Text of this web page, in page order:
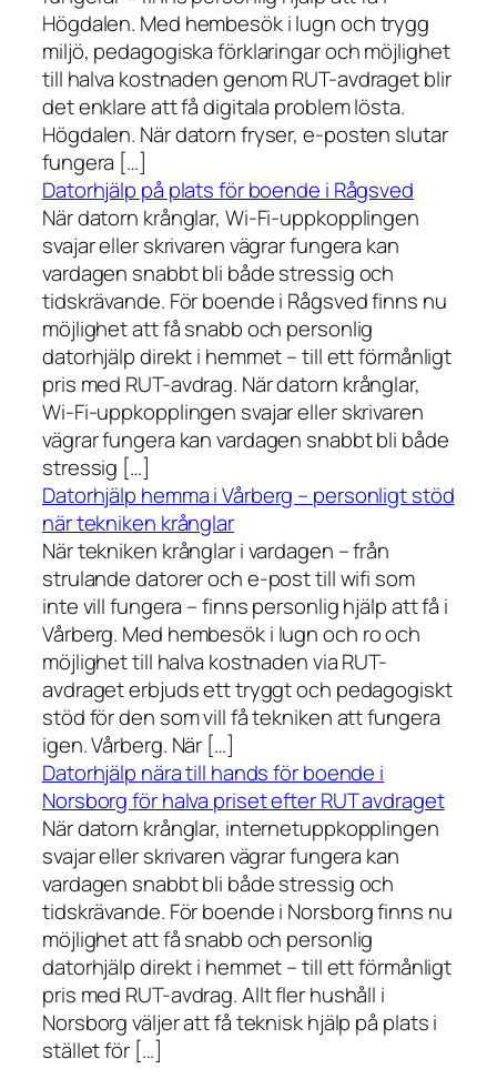
Högdalen. Med hembesök i lugn och trygg
miljö, pedagogiska förklaringar och möjlighet
till halva kostnaden genom RUT-avdraget blir
det enklare att få digitala problem lösta.
Högdalen. När datorn fryser, e-posten slutar
fungera […]
Datorhjälp på plats för boende i Rågsved
När datorn krånglar, Wi-Fi-uppkopplingen
svajar eller skrivaren vägrar fungera kan
vardagen snabbt bli både stressig och
tidskrävande. För boende i Rågsved finns nu
möjlighet att få snabb och personlig
datorhjälp direkt i hemmet – till ett förmånligt
pris med RUT-avdrag. När datorn krånglar,
Wi-Fi-uppkopplingen svajar eller skrivaren
vägrar fungera kan vardagen snabbt bli både
stressig […]
Datorhjälp hemma i Vårberg – personligt stöd
när tekniken krånglar
När tekniken krånglar i vardagen – från
strulande datorer och e-post till wifi som
inte vill fungera – finns personlig hjälp att få i
Vårberg. Med hembesök i lugn och ro och
möjlighet till halva kostnaden via RUT-
avdraget erbjuds ett tryggt och pedagogiskt
stöd för den som vill få tekniken att fungera
igen. Vårberg. När […]
Datorhjälp nära till hands för boende i
Norsborg för halva priset efter RUT avdraget
När datorn krånglar, internetuppkopplingen
svajar eller skrivaren vägrar fungera kan
vardagen snabbt bli både stressig och
tidskrävande. För boende i Norsborg finns nu
möjlighet att få snabb och personlig
datorhjälp direkt i hemmet – till ett förmånligt
pris med RUT-avdrag. Allt fler hushåll i
Norsborg väljer att få teknisk hjälp på plats i
stället för […]